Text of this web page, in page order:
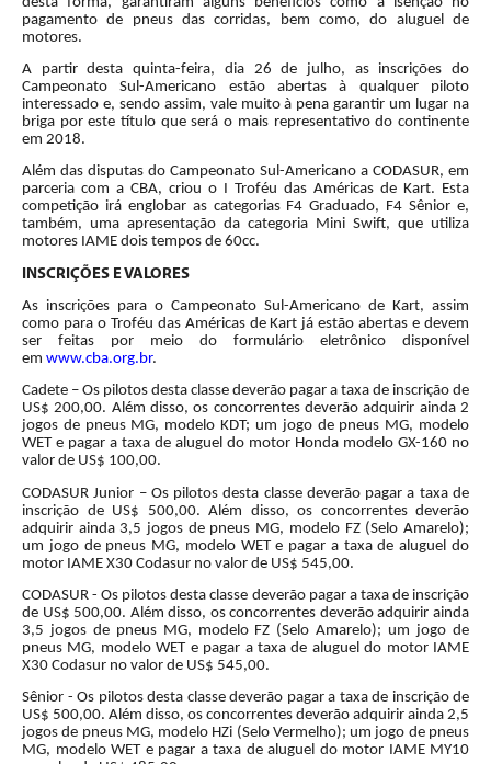
pagamento de pneus das corridas, bem como, do aluguel de
motores.
A partir desta quinta-feira, dia 26 de julho, as inscrições do
Campeonato Sul-Americano estão abertas à qualquer piloto
interessado e, sendo assim, vale muito à pena garantir um lugar na
briga por este título que será o mais representativo do continente
em 2018.
Além das disputas do Campeonato Sul-Americano a CODASUR, em
parceria com a CBA, criou o I Troféu das Américas de Kart. Esta
competição irá englobar as categorias F4 Graduado, F4 Sênior e,
também, uma apresentação da categoria Mini Swift, que utiliza
motores IAME dois tempos de 60cc.
INSCRIÇÕES E VALORES
As inscrições para o Campeonato Sul-Americano de Kart, assim
como para o Troféu das Américas de Kart já estão abertas e devem
ser feitas por meio do formulário eletrônico disponível
em www.cba.org.br.
Cadete – Os pilotos desta classe deverão pagar a taxa de inscrição de
US$ 200,00. Além disso, os concorrentes deverão adquirir ainda 2
jogos de pneus MG, modelo KDT; um jogo de pneus MG, modelo
WET e pagar a taxa de aluguel do motor Honda modelo GX-160 no
valor de US$ 100,00.
CODASUR Junior – Os pilotos desta classe deverão pagar a taxa de
inscrição de US$ 500,00. Além disso, os concorrentes deverão
adquirir ainda 3,5 jogos de pneus MG, modelo FZ (Selo Amarelo);
um jogo de pneus MG, modelo WET e pagar a taxa de aluguel do
motor IAME X30 Codasur no valor de US$ 545,00.
CODASUR - Os pilotos desta classe deverão pagar a taxa de inscrição
de US$ 500,00. Além disso, os concorrentes deverão adquirir ainda
3,5 jogos de pneus MG, modelo FZ (Selo Amarelo); um jogo de
pneus MG, modelo WET e pagar a taxa de aluguel do motor IAME
X30 Codasur no valor de US$ 545,00.
Sênior - Os pilotos desta classe deverão pagar a taxa de inscrição de
US$ 500,00. Além disso, os concorrentes deverão adquirir ainda 2,5
jogos de pneus MG, modelo HZi (Selo Vermelho); um jogo de pneus
MG, modelo WET e pagar a taxa de aluguel do motor IAME MY10